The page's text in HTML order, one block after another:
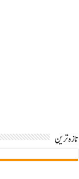
تازہ ترین